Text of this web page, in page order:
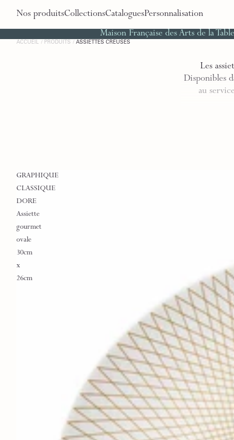
Nos produitsCollectionsCataloguesPersonnalisation
Maison Française des Arts de la
ACCUEIL PRODUITS ASSIETTES CREUSES
Les
Disponibles
au
GRAPHIQUE
CLASSIQUE
DORE
Assiette
gourmet
ovale
30cm
x
26cm